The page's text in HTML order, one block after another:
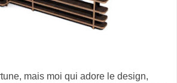
mais moi qui adore le design,